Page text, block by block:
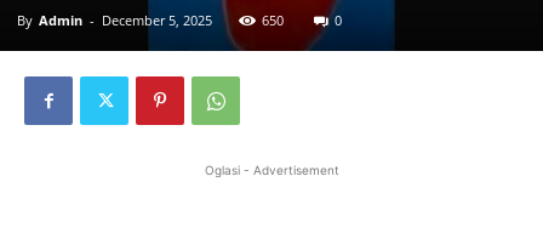
By Admin - December 5, 2025 650 0
Oglasi - Advertisement